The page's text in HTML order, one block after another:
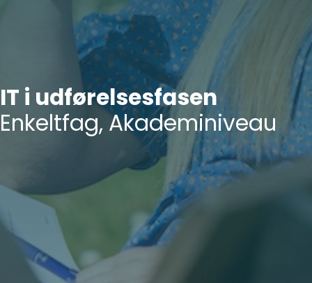
IT i udførelsesfasen
Enkeltfag, Akademiniveau